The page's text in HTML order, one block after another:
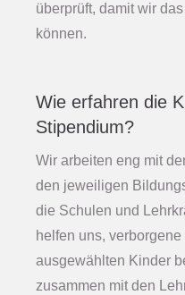
überprüft, damit wir
können.
Wie erfahren die
Stipendium?
Wir arbeiten eng mit
den jeweiligen
die Schulen und
helfen uns,
ausgewählten Kinder
zusammen mit den